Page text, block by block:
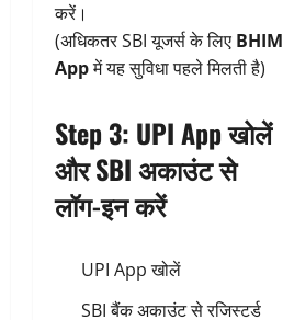
करें।
(अधिकतर SBI यूजर्स के लिए BHIM
Appमें यह सुविधा पहले मिलती है)
Step 3: UPI App खोलें
और SBI अकाउंट से
लॉग-इन करें
UPI App खोलें
SBI बैंक अकाउंट से रजिस्टर्ड